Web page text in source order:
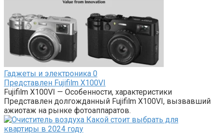
Гаджеты и электроника 0
Представлен Fujifilm X100VI
Fujifilm X100VI — Особенности, характеристики
Представлен долгожданный Fujifilm X100VI, вызвавший
ажиотаж на рынке фотоаппаратов.